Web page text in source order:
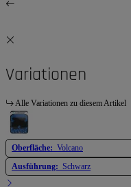
Variationen
Alle Variationen zu diesem Artikel
Oberfläche: Volcano
Ausführung: Schwarz